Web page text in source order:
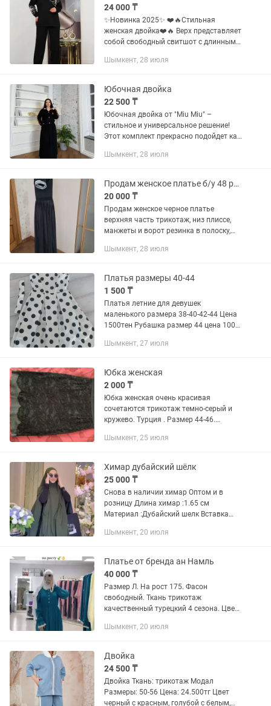
24 000 ₸
✨Новинка 2025✨ ❤️🔥Стильная
женская двойка❤️🔥 Верх представляет
собой свободный свитшот с длинными
вышивкой в виде цветочного
части....
Шымкент, 28 июля
Юбочная двойка
22 500 ₸
Юбочная двойка от "Miu Miu" –
стильное и универсальное решение!
Этот комплект прекрасно подойдет как
образа, сочетая в себе элегантность
Шымкент, 28 июля
Продам женское платье б/у 48 размер
20 000 ₸
Продам женское черное платье
верхняя часть трикотаж, низ плиссе,
манжеты и ворот резинка в полоску,
уместен, звонить по телефону
Шымкент, 28 июля
Платья размеры 40-44
1 500 ₸
Платья летние для девушек
маленького размера 38-40-42-44 Цена
1500тен Рубашка размер 44 цена 1000
трикотаж цена 1500 Платье белое в
Шымкент, 27 июля
Юбка женская
2 000 ₸
Юбка женская очень красивая
сочетаются трикотаж темно-серый и
кружево. Турция . Размер 44-46.
Шымкент, 25 июля
Химар дубайский шёлк
25 000 ₸
Снова в наличии химар Оптом и в
розницу Длина химар :1.65 см
Материал :Дубайский шелк Вставка
Цвета Идеально подходит для Умры и
Шымкент, 20 июля
Платье от бренда ан Намль
40 000 ₸
Размер Л. На рост 175. Фасон
свободный. Ткань трикотаж
качественный турецкий 4 сезона. Цвет
Шымкент, 20 июля
Двойка
24 500 ₸
Двойка Ткань: трикотаж Модал
Размеры: 50-56 Цена: 24.500тг Цвет
черный с красным, голубой с белым,